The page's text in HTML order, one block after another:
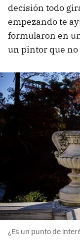
decisión todo
empezando te
formularon en
un pintor que no
¿Es un punto de